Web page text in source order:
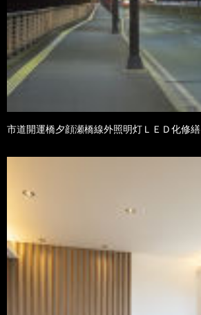
市道開運橋夕顔瀬橋線外照明灯ＬＥＤ化修繕